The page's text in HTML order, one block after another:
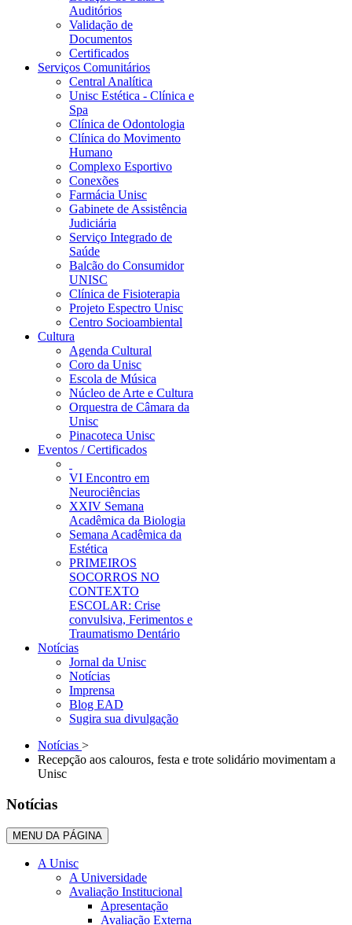
Auditórios
Validação de
Documentos
Certificados
Serviços Comunitários
Central Analítica
Unisc Estética - Clínica e
Spa
Clínica de Odontologia
Clínica do Movimento
Humano
Complexo Esportivo
Conexões
Farmácia Unisc
Gabinete de Assistência
Judiciária
Serviço Integrado de
Saúde
Balcão do Consumidor
UNISC
Clínica de Fisioterapia
Projeto Espectro Unisc
Centro Socioambiental
Cultura
Agenda Cultural
Coro da Unisc
Escola de Música
Núcleo de Arte e Cultura
Orquestra de Câmara da
Unisc
Pinacoteca Unisc
Eventos / Certificados
VI Encontro em
Neurociências
XXIV Semana
Acadêmica da Biologia
Semana Acadêmica da
Estética
PRIMEIROS
SOCORROS NO
CONTEXTO
ESCOLAR: Crise
convulsiva, Ferimentos e
Traumatismo Dentário
Notícias
Jornal da Unisc
Notícias
Imprensa
Blog EAD
Sugira sua divulgação
Notícias >
Recepção aos calouros, festa e trote solidário movimentam a
Unisc
Notícias
MENU DA PÁGINA
A Unisc
A Universidade
Avaliação Institucional
Apresentação
Avaliação Externa